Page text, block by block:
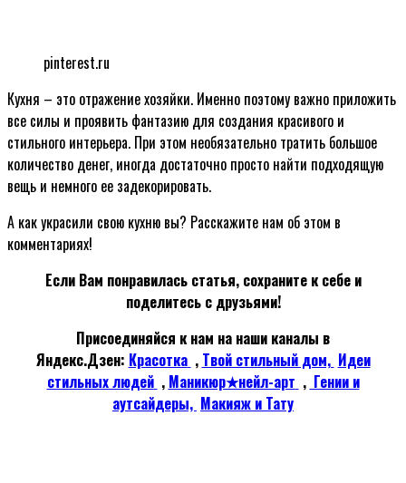
pinterest.ru
Кухня – это отражение хозяйки. Именно поэтому важно приложить
все силы и проявить фантазию для создания красивого и
стильного интерьера. При этом необязательно тратить большое
количество денег, иногда достаточно просто найти подходящую
вещь и немного ее задекорировать.
А как украсили свою кухню вы? Расскажите нам об этом в
комментариях!
Если Вам понравилась статья, сохраните к себе и
поделитесь с друзьями!
Присоединяйся к нам на наши каналы в
Яндекс.Дзен: Красотка , Твой стильный дом, Идеи
стильных людей , Маникюр★нейл-арт , Гении и
аутсайдеры, Макияж и Тату